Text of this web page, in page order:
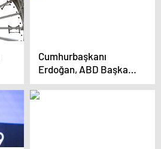
Cumhurbaşkanı
Erdoğan, ABD Başkanı
Trump ile görüştü